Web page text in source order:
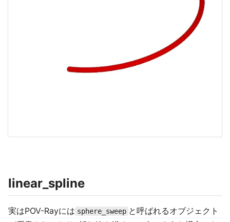
linear_spline
実はPOV-Rayには sphere_sweep と呼ばれるオブジェクト